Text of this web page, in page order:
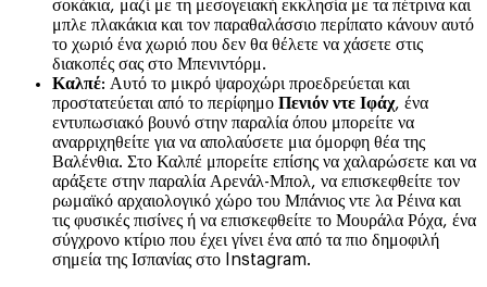
σοκάκια, μαζί με τη μεσογειακή εκκλησία με τα πέτρινα και
μπλε πλακάκια και τον παραθαλάσσιο περίπατο κάνουν αυτό
το χωριό ένα χωριό που δεν θα θέλετε να χάσετε στις
διακοπές σας στο Μπενιντόρμ.
Καλπέ: Αυτό το μικρό ψαροχώρι προεδρεύεται και
προστατεύεται από το περίφημο Πενιόν ντε Ιφάχ, ένα
εντυπωσιακό βουνό στην παραλία όπου μπορείτε να
αναρριχηθείτε για να απολαύσετε μια όμορφη θέα της
Βαλένθια. Στο Καλπέ μπορείτε επίσης να χαλαρώσετε και να
αράξετε στην παραλία Αρενάλ-Μπολ, να επισκεφθείτε τον
ρωμαϊκό αρχαιολογικό χώρο του Μπάνιος ντε λα Ρέινα και
τις φυσικές πισίνες ή να επισκεφθείτε το Μουράλα Ρόχα, ένα
σύγχρονο κτίριο που έχει γίνει ένα από τα πιο δημοφιλή
σημεία της Ισπανίας στο Instagram.